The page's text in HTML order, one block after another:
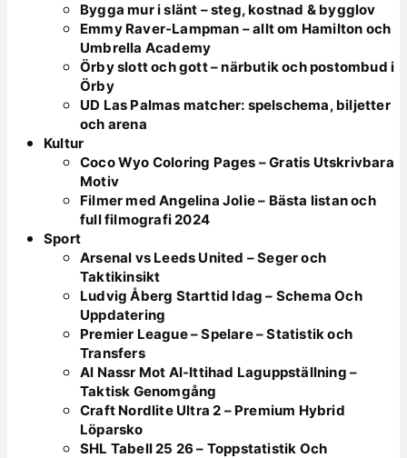
Bygga mur i slänt – steg, kostnad & bygglov
Emmy Raver-Lampman – allt om Hamilton och
Umbrella Academy
Örby slott och gott – närbutik och postombud i
Örby
UD Las Palmas matcher: spelschema, biljetter
och arena
Kultur
Coco Wyo Coloring Pages – Gratis Utskrivbara
Motiv
Filmer med Angelina Jolie – Bästa listan och
full filmografi 2024
Sport
Arsenal vs Leeds United – Seger och
Taktikinsikt
Ludvig Åberg Starttid Idag – Schema Och
Uppdatering
Premier League – Spelare – Statistik och
Transfers
Al Nassr Mot Al-Ittihad Laguppställning –
Taktisk Genomgång
Craft Nordlite Ultra 2 – Premium Hybrid
Löparsko
SHL Tabell 25 26 – Toppstatistik Och